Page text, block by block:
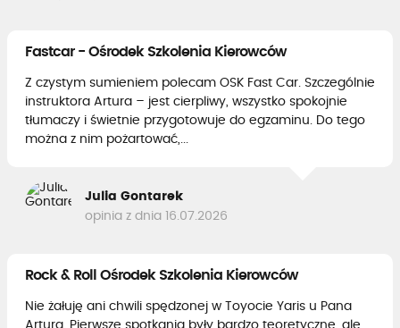
Fastcar - Ośrodek Szkolenia Kierowców
Z czystym sumieniem polecam OSK Fast Car. Szczególnie
instruktora Artura – jest cierpliwy, wszystko spokojnie
tłumaczy i świetnie przygotowuje do egzaminu. Do tego
można z nim pożartować,...
Julia Gontarek
opinia z dnia 16.07.2026
Rock & Roll Ośrodek Szkolenia Kierowców
Nie żałuję ani chwili spędzonej w Toyocie Yaris u Pana
Artura. Pierwsze spotkania były bardzo teoretyczne, ale